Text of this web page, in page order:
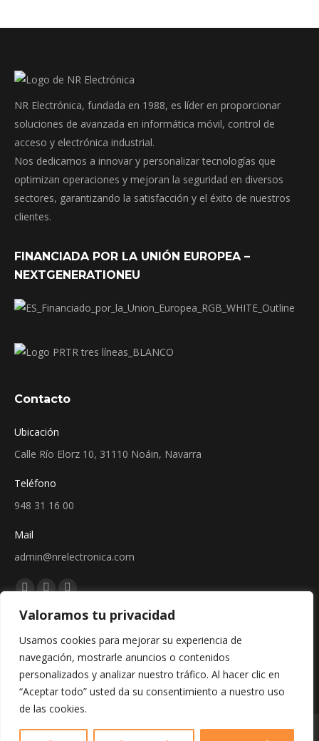
Valoramos tu privacidad
Usamos cookies para mejorar su experiencia de
navegación, mostrarle anuncios o contenidos
personalizados y analizar nuestro tráfico. Al hacer clic en
“Aceptar todo” usted da su consentimiento a nuestro uso
de las cookies.
NR Electrónica, fundada en 1988, es líder en proporcionar
soluciones de avanzada en informática móvil, control de
acceso y electrónica industrial.
Nos dedicamos a innovar y personalizar tecnologías que
optimizan operaciones y mejoran la seguridad en diversos
sectores, garantizando la satisfacción y el éxito de nuestros
clientes.
FINANCIADA POR LA UNIÓN EUROPEA –
NEXTGENERATIONEU
Contacto
Ubicación
Calle Río Elorz 10, 31110 Noáin, Navarra
Teléfono
948 31 16 00
Mail
admin@nrelectronica.com
Encuéntranos en:
Facebook
page
new
window
Linkedin
page
new
window
Instagram
page
new
window
Copyright © 2024 - Web creada por Bit Informática